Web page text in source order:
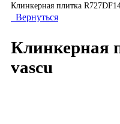
Клинкерная плитка
Вернуться
Клинкерная
vascu